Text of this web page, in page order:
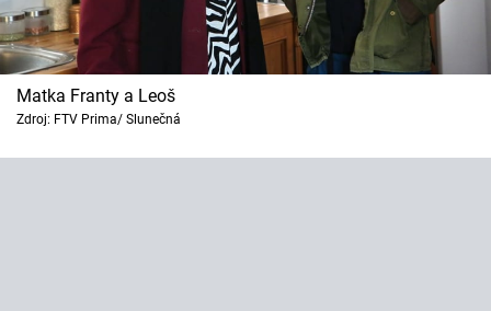
Matka Franty a Leoš
Zdroj: FTV Prima/ Slunečná